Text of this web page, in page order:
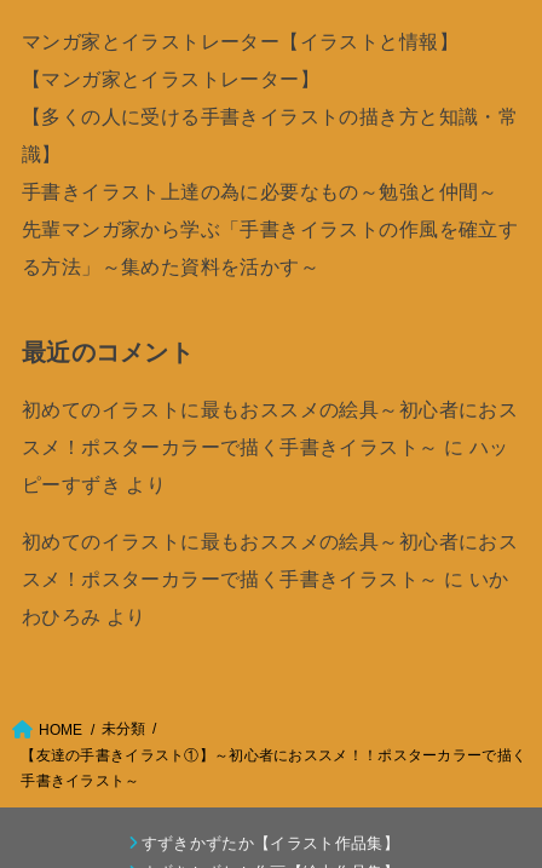
マンガ家とイラストレーター【イラストと情報】
【マンガ家とイラストレーター】
【多くの人に受ける手書きイラストの描き方と知識・常
識】
手書きイラスト上達の為に必要なもの～勉強と仲間～
先輩マンガ家から学ぶ「手書きイラストの作風を確立す
る方法」～集めた資料を活かす～
最近のコメント
初めてのイラストに最もおススメの絵具～初心者におス
スメ！ポスターカラーで描く手書きイラスト～ に ハッ
ピーすずき より
初めてのイラストに最もおススメの絵具～初心者におス
スメ！ポスターカラーで描く手書きイラスト～ に いか
わひろみ より
HOME
未分類
【友達の手書きイラスト①】～初心者におススメ！！ポスターカラーで描く
手書きイラスト～
すずきかずたか【イラスト作品集】